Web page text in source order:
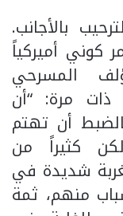
بالأجانب.
كوني أميركياً
المسرحي
ذات مرة: “أن
أن تهتم
كثيراً من
شديدة في
منهم، ثمة